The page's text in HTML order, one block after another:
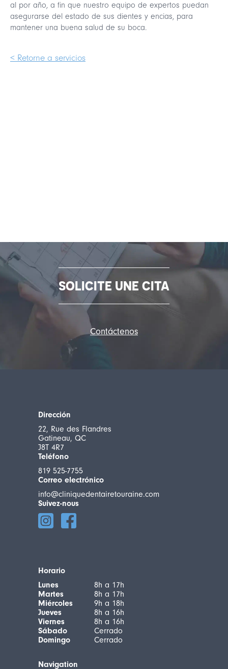
al por año, a fin que nuestro equipo de expertos puedan
asegurarse del estado de sus dientes y encias, para
mantener una buena salud de su boca.
< Retorne a servicios
SOLICITE UNE CITA
Contáctenos
Dirección
22, Rue des Flandres
Gatineau, QC
J8T 4R7
Teléfono
819 525-7755
Correo electrónico
info@cliniquedentairetouraine.com
Suivez-nous
Horario
Lunes
8h a 17h
Martes
8h a 17h
Miércoles
9h a 18h
Jueves
8h a 16h
Viernes
8h a 16h
Sábado
Cerrado
Domingo
Cerrado
Navigation